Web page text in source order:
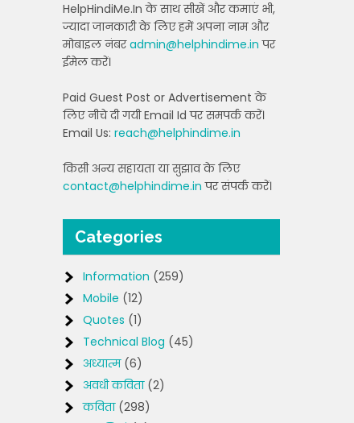
HelpHindiMe.In के साथ सीखें और कमाएं भी,
ज्यादा जानकारी के लिए हमें अपना नाम और
मोबाइल नंबरadmin@helphindime.in पर
ईमेल करें।
Paid Guest Post or Advertisement के
लिए नीचे दी गयी Email Id पर समपर्क करें।
Email Us: reach@helphindime.in
किसी अन्य सहायता या सुझाव के लिए
contact@helphindime.in पर संपर्क करें।
Categories
Information (259)
Mobile (12)
Quotes (1)
Technical Blog (45)
अध्यात्म(6)
अवधी कविता(2)
कविता(298)